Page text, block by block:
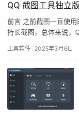
QQ 截图工具独立
前言 之前截图一直使
持长截图，总体来说，
工具软件 2025年3月6日